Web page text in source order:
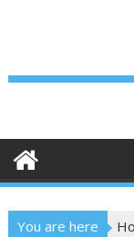
You are here